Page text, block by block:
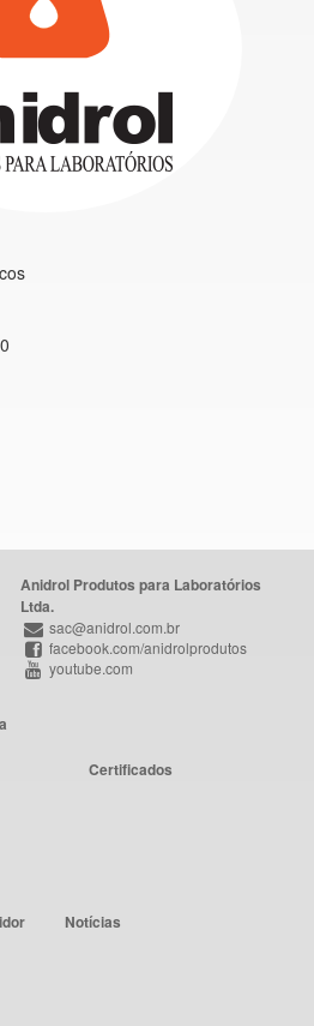
Anidrol Produtos para Laboratórios
Ltda.
sac@anidrol.com.br
facebook.com/anidrolprodutos
youtube.com
Certificados
Notícias